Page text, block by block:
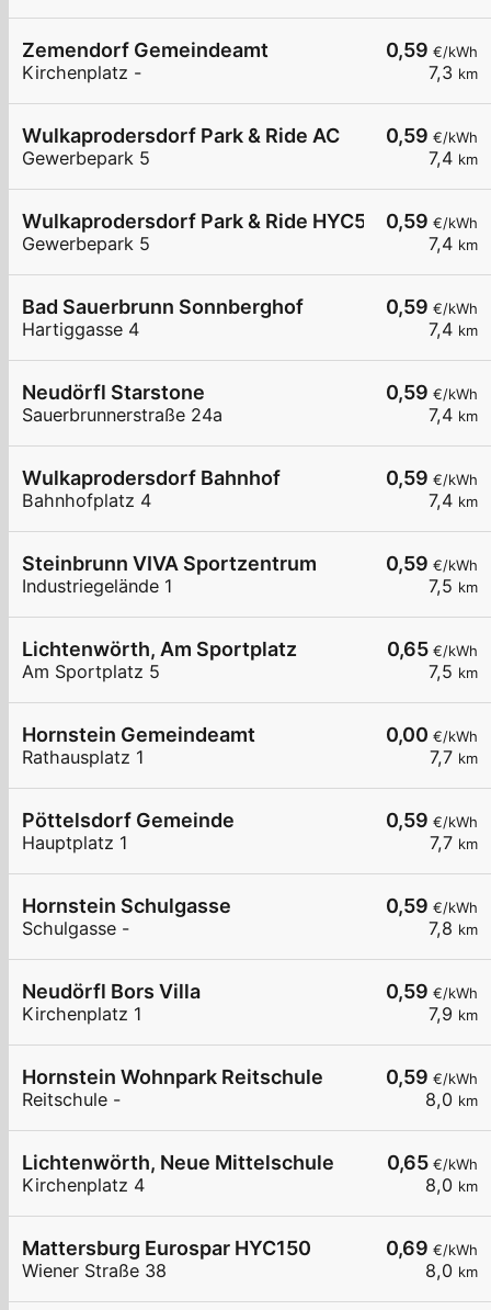
0,59 €/kWh
7,3 km
Zemendorf Gemeindeamt
Kirchenplatz -
0,59 €/kWh
7,4 km
Wulkaprodersdorf Park & Ride AC
Gewerbepark 5
0,59 €/kWh
7,4 km
Wulkaprodersdorf Park & Ride HYC50
Gewerbepark 5
0,59 €/kWh
7,4 km
Bad Sauerbrunn Sonnberghof
Hartiggasse 4
0,59 €/kWh
7,4 km
Neudörfl Starstone
Sauerbrunnerstraße 24a
0,59 €/kWh
7,4 km
Wulkaprodersdorf Bahnhof
Bahnhofplatz 4
0,59 €/kWh
7,5 km
Steinbrunn VIVA Sportzentrum
Industriegelände 1
0,65 €/kWh
7,5 km
Lichtenwörth, Am Sportplatz
Am Sportplatz 5
0,00 €/kWh
7,7 km
Hornstein Gemeindeamt
Rathausplatz 1
0,59 €/kWh
7,7 km
Pöttelsdorf Gemeinde
Hauptplatz 1
0,59 €/kWh
7,8 km
Hornstein Schulgasse
Schulgasse -
0,59 €/kWh
7,9 km
Neudörfl Bors Villa
Kirchenplatz 1
0,59 €/kWh
8,0 km
Hornstein Wohnpark Reitschule
Reitschule -
0,65 €/kWh
8,0 km
Lichtenwörth, Neue Mittelschule
Kirchenplatz 4
0,69 €/kWh
8,0 km
Mattersburg Eurospar HYC150
Wiener Straße 38